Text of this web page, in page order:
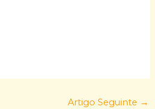
Artigo Seguinte →